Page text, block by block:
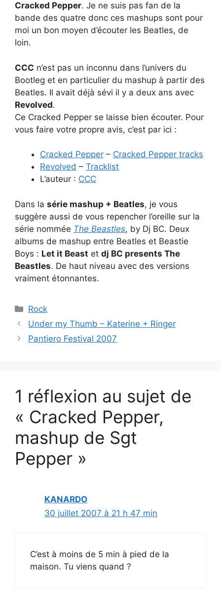
Cracked Pepper. Je ne suis pas fan de la
bande des quatre donc ces mashups sont pour
moi un bon moyen d’écouter les Beatles, de
loin.
CCC n’est pas un inconnu dans l’univers du
Bootleg et en particulier du mashup à partir des
Beatles. Il avait déjà sévi il y a deux ans avec
Revolved.
Ce Cracked Pepper se laisse bien écouter. Pour
vous faire votre propre avis, c’est par ici :
Cracked Pepper – Cracked Pepper tracks
Revolved – Tracklist
L’auteur : CCC
Dans la série mashup + Beatles, je vous
suggère aussi de vous repencher l’oreille sur la
série nommée The Beastles, by Dj BC. Deux
albums de mashup entre Beatles et Beastie
Boys : Let it Beast et dj BC presents The
Beastles. De haut niveau avec des versions
vraiment étonnantes.
Catégories
Rock
Under my Thumb – Katerine + Ringer
Pantiero Festival 2007
1 réflexion au sujet de
« Cracked Pepper,
mashup de Sgt
Pepper »
KANARDO
30 juillet 2007 à 21 h 47 min
C’est à moins de 5 min à pied de la
maison. Tu viens quand ?